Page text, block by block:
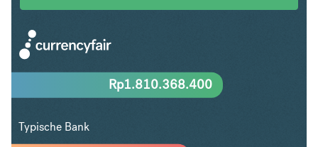
Rp1.810.368.400
Typische Bank